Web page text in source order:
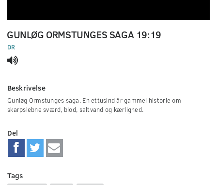
seconds
of
0
seconds
GUNLØG ORMSTUNGES SAGA 19:19
DR
Beskrivelse
Gunløg Ormstunges saga. En ettusind år gammel historie om
skarpslebne sværd, blod, saltvand og kærlighed.
Del
Tags